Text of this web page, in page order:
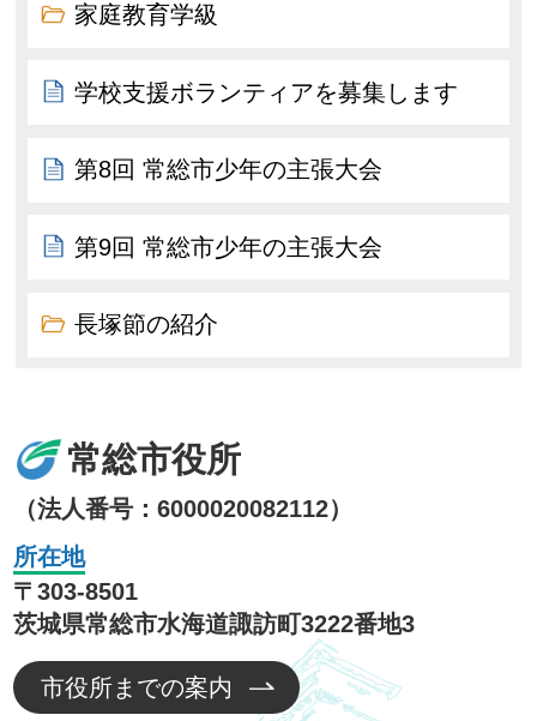
家庭教育学級
学校支援ボランティアを募集します
第8回 常総市少年の主張大会
第9回 常総市少年の主張大会
長塚節の紹介
常総市役所
（法人番号：6000020082112）
所在地
〒303-8501
茨城県常総市水海道諏訪町3222番地3
市役所までの案内